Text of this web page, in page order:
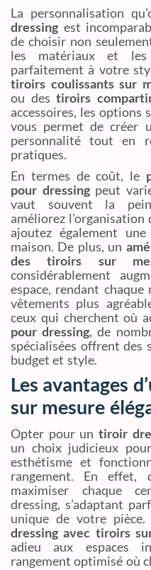
La personnalisation
dressing est
de choisir non
les matériaux et les
parfaitement à votre
tiroirs coulissants sur
ou destiroirs
accessoires, les
vous permet de créer
personnalité tout en
pratiques.
En termes de coût, le
pour dressingpeut
vaut souvent la
améliorez
ajoutez également
maison. De plus, un
des tiroirs sur
considérablement
espace, rendant
vêtements plus
ceux qui cherchent où
pour dressing, de
spécialisées offrent des
budget et style.
Les avantages
sur mesure
Opter pour untiroir
un choix judicieux
esthétisme et
rangement. En effet,
maximiser chaque
dressing, s’adaptant
unique de votre pièce.
dressing avec tiroirs
adieu aux espaces
rangement optimisé où